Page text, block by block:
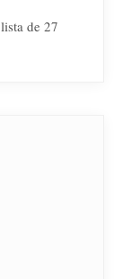
de 27